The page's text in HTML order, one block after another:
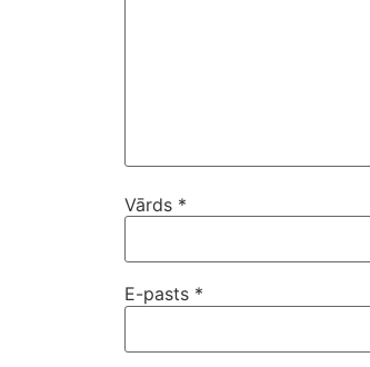
Vārds *
E-pasts *